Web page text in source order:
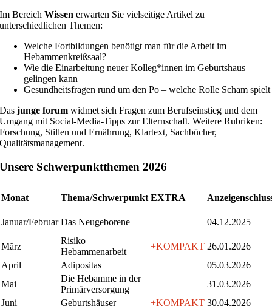
Im BereichWissen erwarten Sie vielseitige Artikel zu
unterschiedlichen Themen:
Welche Fortbildungen benötigt man für die Arbeit im
Hebammenkreißsaal?
Wie die Einarbeitung neuer Kolleg*innen im Geburtshaus
gelingen kann
Gesundheitsfragen rund um den Po – welche Rolle Scham spielt
Dasjunge forum widmet sich Fragen zum Berufseinstieg und dem
Umgang mit Social-Media-Tipps zur Elternschaft. Weitere Rubriken:
Forschung, Stillen und Ernährung, Klartext, Sachbücher,
Qualitätsmanagement.
Unsere Schwerpunktthemen 2026
Monat Thema/Schwerpunkt EXTRA
Januar/Februar Das Neugeborene 04.12.2025
März
Risiko
Hebammenarbeit
+KOMPAKT 26.01.2026
April
Adipositas
05.03.2026
Mai
Die Hebamme in der
Primärversorgung
31.03.2026
Juni
Geburtshäuser +KOMPAKT 30.04.2026